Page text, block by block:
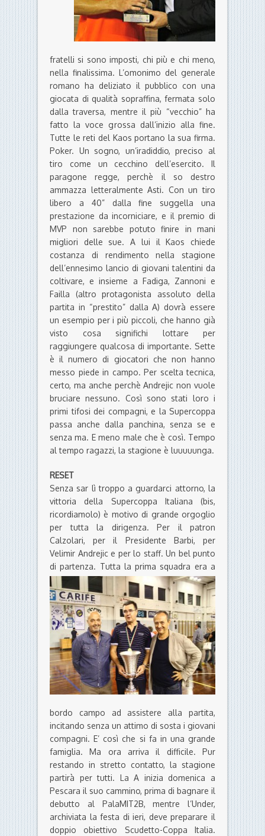
fratelli si sono imposti, chi più e chi meno,
nella finalissima. L’omonimo del generale
romano ha deliziato il pubblico con una
giocata di qualità sopraffina, fermata solo
dalla traversa, mentre il più “vecchio” ha
fatto la voce grossa dall’inizio alla fine.
Tutte le reti del Kaos portano la sua firma.
Poker. Un sogno, un’iradiddio, preciso al
tiro come un cecchino dell’esercito. Il
paragone regge, perchè il so destro
ammazza letteralmente Asti. Con un tiro
libero a 40” dalla fine suggella una
prestazione da incorniciare, e il premio di
MVP non sarebbe potuto finire in mani
migliori delle sue. A lui il Kaos chiede
costanza di rendimento nella stagione
dell’ennesimo lancio di giovani talentini da
coltivare, e insieme a Fadiga, Zannoni e
Failla (altro protagonista assoluto della
partita in “prestito” dalla A) dovrà essere
un esempio per i più piccoli, che hanno già
visto cosa significhi lottare per
raggiungere qualcosa di importante. Sette
è il numero di giocatori che non hanno
messo piede in campo. Per scelta tecnica,
certo, ma anche perchè Andrejic non vuole
bruciare nessuno. Così sono stati loro i
primi tifosi dei compagni, e la Supercoppa
passa anche dalla panchina, senza se e
senza ma. E meno male che è così. Tempo
al tempo ragazzi, la stagione è luuuuunga.
RESET
Senza sar lì troppo a guardarci attorno, la
vittoria della Supercoppa Italiana (bis,
ricordiamolo) è motivo di grande orgoglio
per tutta la dirigenza. Per il patron
Calzolari, per il Presidente Barbi, per
Velimir Andrejic e per lo staff. Un bel punto
di partenza. Tutta la prima squadra era a
bordo campo ad assistere alla partita,
incitando senza un attimo di sosta i giovani
compagni. E’ così che si fa in una grande
famiglia. Ma ora arriva il difficile. Pur
restando in stretto contatto, la stagione
partirà per tutti. La A inizia domenica a
Pescara il suo cammino, prima di bagnare il
debutto al PalaMIT2B, mentre l’Under,
archiviata la festa di ieri, deve preparare il
doppio obiettivo Scudetto-Coppa Italia.